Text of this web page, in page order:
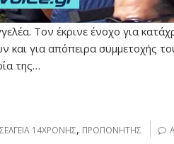
Τον έκρινε ένοχο για
και για απόπειρα συμμετοχής
της…
14ΧΡΟΝΗΣ, ΠΡΟΠΟΝΗΤΗΣ